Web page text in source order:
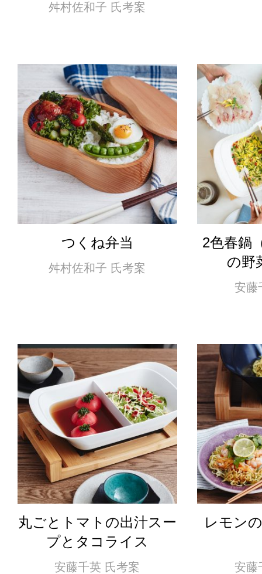
舛村佐和子 氏考案
つくね弁当
舛村佐和子 氏考案
2色春鍋
の野
安藤
丸ごとトマトの出汁スー
プとタコライス
安藤千英 氏考案
レモン
安藤